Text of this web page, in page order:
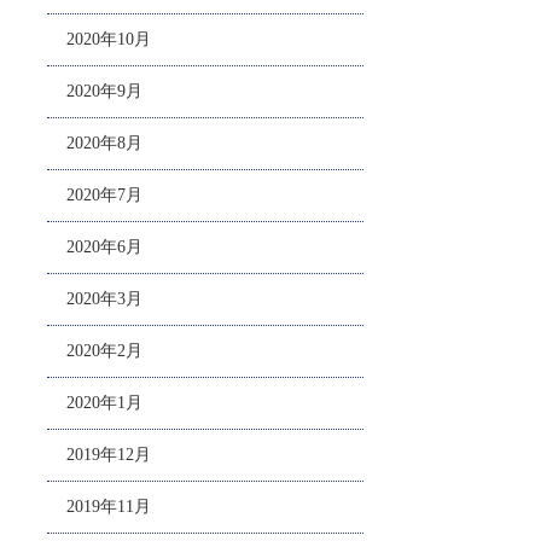
2020年10月
2020年9月
2020年8月
2020年7月
2020年6月
2020年3月
2020年2月
2020年1月
2019年12月
2019年11月